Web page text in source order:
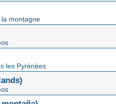
montagne
les Pyrénées